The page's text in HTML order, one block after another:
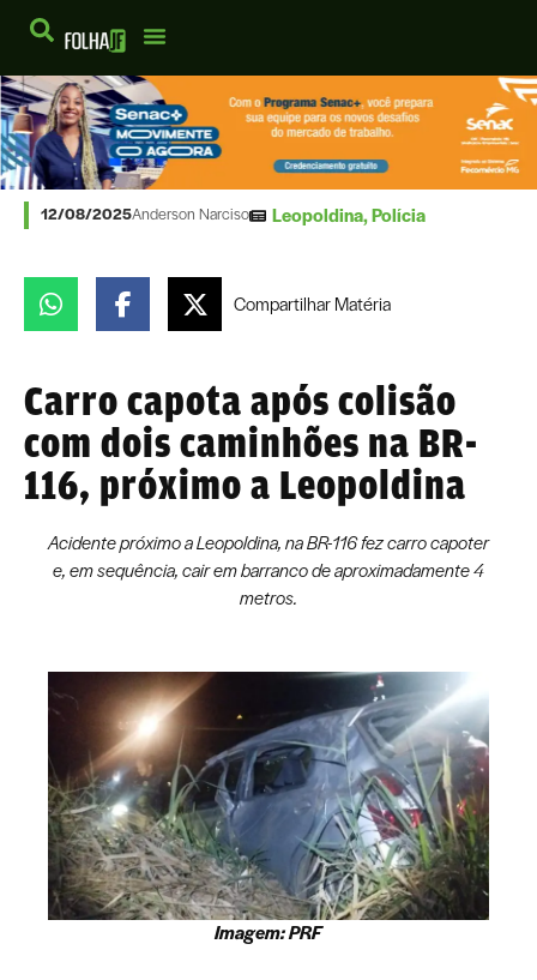
12/08/2025Anderson Narciso Leopoldina,Polícia
CompartilharMatéria
Carro capota após colisão
com dois caminhões na BR-
116, próximo a Leopoldina
Acidente próximo a Leopoldina, na BR-116 fez carro capoter
e, em sequência, cair em barranco de aproximadamente 4
metros.
Imagem: PRF